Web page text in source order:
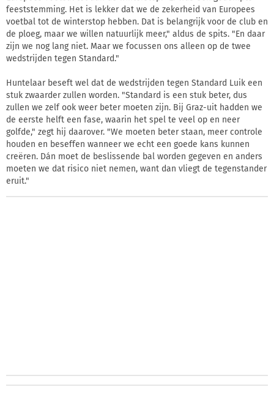
feeststemming. Het is lekker dat we de zekerheid van Europees
voetbal tot de winterstop hebben. Dat is belangrijk voor de club en
de ploeg, maar we willen natuurlijk meer," aldus de spits. "En daar
zijn we nog lang niet. Maar we focussen ons alleen op de twee
wedstrijden tegen Standard."
Huntelaar beseft wel dat de wedstrijden tegen Standard Luik een
stuk zwaarder zullen worden. "Standard is een stuk beter, dus
zullen we zelf ook weer beter moeten zijn. Bij Graz-uit hadden we
de eerste helft een fase, waarin het spel te veel op en neer
golfde," zegt hij daarover. "We moeten beter staan, meer controle
houden en beseffen wanneer we echt een goede kans kunnen
creëren. Dán moet de beslissende bal worden gegeven en anders
moeten we dat risico niet nemen, want dan vliegt de tegenstander
eruit."